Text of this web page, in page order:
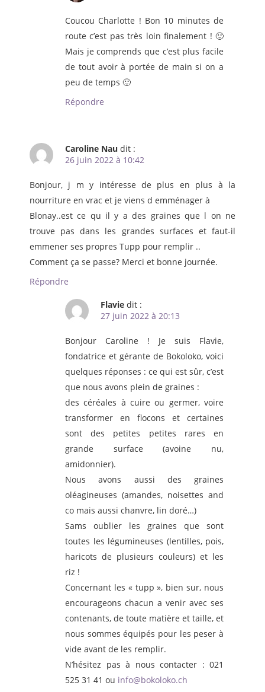
Coucou Charlotte ! Bon 10 minutes de
route c’est pas très loin finalement ! 🙂
Mais je comprends que c’est plus facile
de tout avoir à portée de main si on a
peu de temps 🙂
Répondre
Caroline Nau dit :
26 juin 2022 à 10:42
Bonjour, j m y intéresse de plus en plus à la
nourriture en vrac et je viens d emménager à
Blonay..est ce qu il y a des graines que l on ne
trouve pas dans les grandes surfaces et faut-il
emmener ses propres Tupp pour remplir ..
Comment ça se passe? Merci et bonne journée.
Répondre
Flavie dit :
27 juin 2022 à 20:13
Bonjour Caroline ! Je suis Flavie,
fondatrice et gérante de Bokoloko, voici
quelques réponses : ce qui est sûr, c’est
que nous avons plein de graines :
des céréales à cuire ou germer, voire
transformer en flocons et certaines
sont des petites petites rares en
grande surface (avoine nu,
amidonnier).
Nous avons aussi des graines
oléagineuses (amandes, noisettes and
co mais aussi chanvre, lin doré…)
Sams oublier les graines que sont
toutes les légumineuses (lentilles, pois,
haricots de plusieurs couleurs) et les
riz !
Concernant les « tupp », bien sur, nous
encourageons chacun a venir avec ses
contenants, de toute matière et taille, et
nous sommes équipés pour les peser à
vide avant de les remplir.
N’hésitez pas à nous contacter : 021
525 31 41 ou info@bokoloko.ch